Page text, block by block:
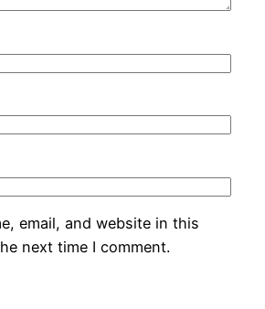
email, and website in this
next time I comment.